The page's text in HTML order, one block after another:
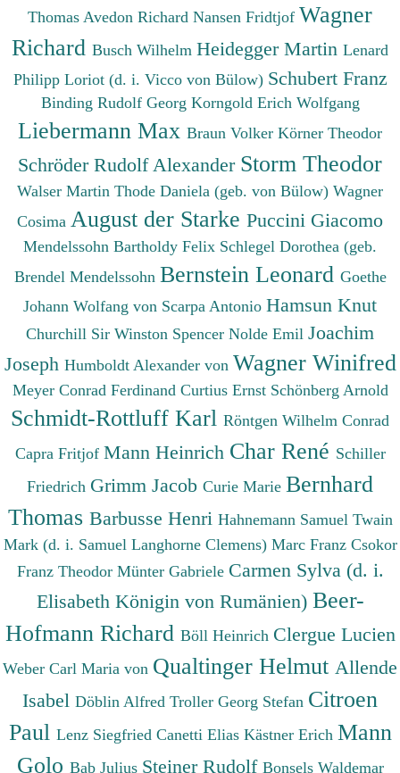
Thomas Avedon Richard Nansen Fridtjof Wagner
Richard Busch Wilhelm Heidegger Martin Lenard
Philipp Loriot (d. i. Vicco von Bülow) Schubert Franz
Binding Rudolf Georg Korngold Erich Wolfgang
Liebermann Max Braun Volker Körner Theodor
Schröder Rudolf Alexander Storm Theodor
Walser Martin Thode Daniela (geb. von Bülow) Wagner
Cosima August der Starke Puccini Giacomo
Mendelssohn Bartholdy Felix Schlegel Dorothea (geb.
Brendel Mendelssohn Bernstein Leonard Goethe
Johann Wolfang von Scarpa Antonio Hamsun Knut
Churchill Sir Winston Spencer Nolde Emil Joachim
Joseph Humboldt Alexander von Wagner Winifred
Meyer Conrad Ferdinand Curtius Ernst Schönberg Arnold
Schmidt-Rottluff Karl Röntgen Wilhelm Conrad
Capra Fritjof Mann Heinrich Char René Schiller
Friedrich Grimm Jacob Curie Marie Bernhard
Thomas Barbusse Henri Hahnemann Samuel Twain
Mark (d. i. Samuel Langhorne Clemens) Marc Franz Csokor
Franz Theodor Münter Gabriele Carmen Sylva (d. i.
Elisabeth Königin von Rumänien) Beer-
Hofmann Richard Böll Heinrich Clergue Lucien
Weber Carl Maria von Qualtinger Helmut Allende
Isabel Döblin Alfred Troller Georg Stefan Citroen
Paul Lenz Siegfried Canetti Elias Kästner Erich Mann
Golo Bab Julius Steiner Rudolf Bonsels Waldemar